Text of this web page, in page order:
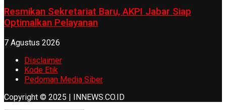
Resmikan Sekretariat Baru, AKPI Jabar Siap
Optimalkan Pelayanan
7 Agustus 2026
Disclaimer
Kode Etik
Pedoman Media Siber
Copyright © 2025 | INNEWS.CO.ID